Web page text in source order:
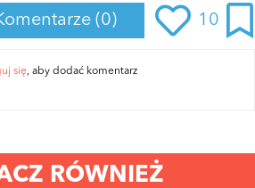
(0) 10
się, aby dodać komentarz
RÓWNIEŻ